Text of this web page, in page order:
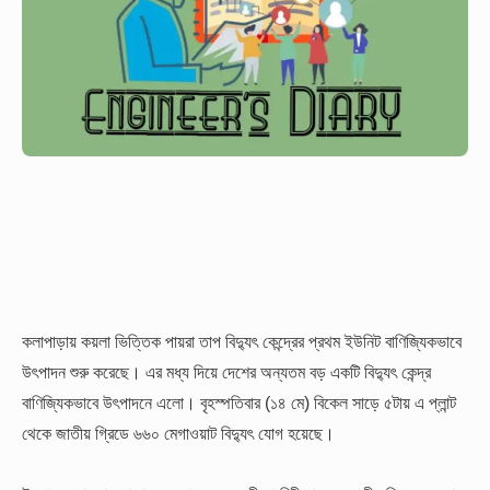
কলাপাড়ায় কয়লা ভিত্তিক পায়রা তাপ বিদ্যুৎ কেন্দ্রের প্রথম ইউনিট বাণিজ্যিকভাবে
উৎপাদন শুরু করেছে। এর মধ্য দিয়ে দেশের অন্যতম বড় একটি বিদ্যুৎ কেন্দ্র
বাণিজ্যিকভাবে উৎপাদনে এলো। বৃহস্পতিবার (১৪ মে) বিকেল সাড়ে ৫টায় এ প্লান্ট
থেকে জাতীয় গ্রিডে ৬৬০ মেগাওয়াট বিদ্যুৎ যোগ হয়েছে।